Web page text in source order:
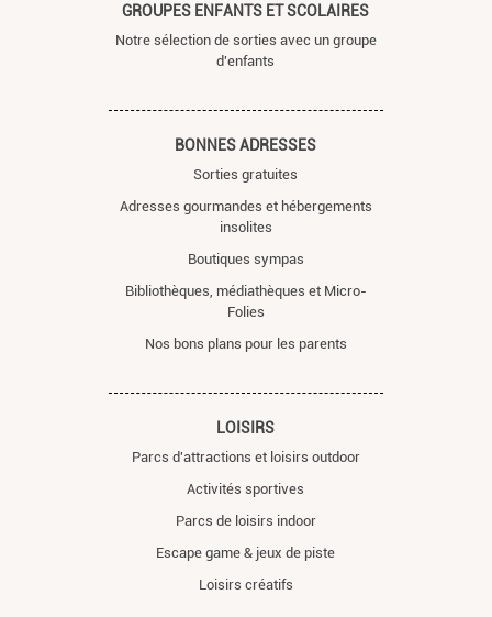
GROUPES ENFANTS ET SCOLAIRES
Notre sélection de sorties avec un groupe
d'enfants
BONNES ADRESSES
Sorties gratuites
Adresses gourmandes et hébergements
insolites
Boutiques sympas
Bibliothèques, médiathèques et Micro-
Folies
Nos bons plans pour les parents
LOISIRS
Parcs d'attractions et loisirs outdoor
Activités sportives
Parcs de loisirs indoor
Escape game & jeux de piste
Loisirs créatifs